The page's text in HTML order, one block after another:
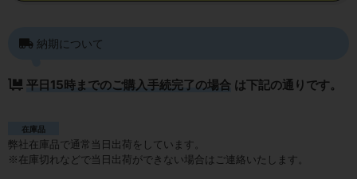
納期について
平日15時までのご購入手続完了の場合 は下記の通りです。
在庫品
弊社在庫品で通常当日出荷をしています。
※在庫切れなどで当日出荷ができない場合はご連絡いたします。